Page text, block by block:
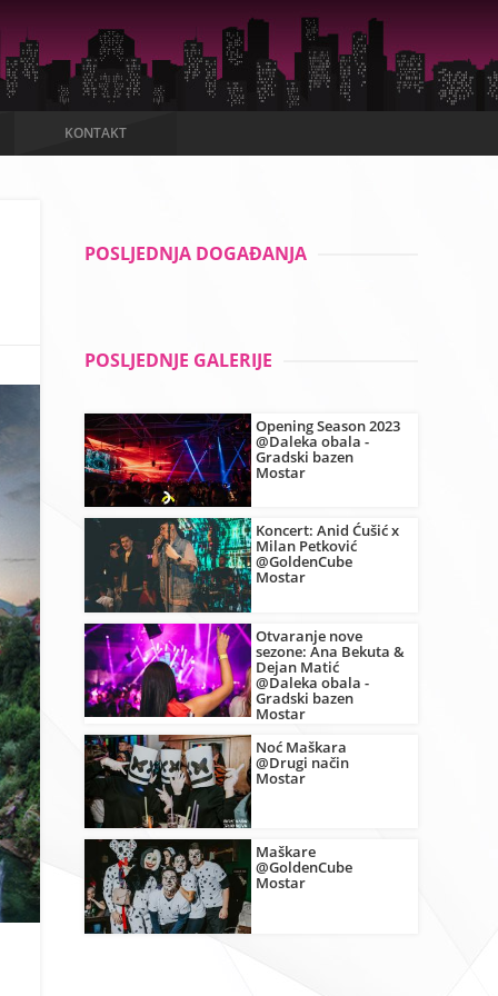
KONTAKT
POSLJEDNJA DOGAĐANJA
POSLJEDNJE GALERIJE
Opening Season 2023
@Daleka obala -
Gradski bazen
Mostar
Koncert: Anid Ćušić x
Milan Petković
@GoldenCube
Mostar
Otvaranje nove
sezone: Ana Bekuta &
Dejan Matić
@Daleka obala -
Gradski bazen
Mostar
Noć Maškara
@Drugi način
Mostar
Maškare
@GoldenCube
Mostar